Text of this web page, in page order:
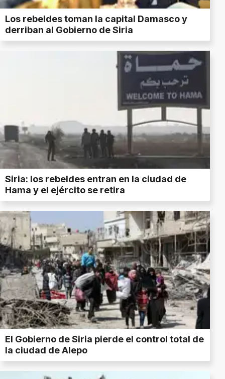
Los rebeldes toman la capital Damasco y
derriban al Gobierno de Siria
Siria: los rebeldes entran en la ciudad de
Hama y el ejército se retira
El Gobierno de Siria pierde el control total de
la ciudad de Alepo